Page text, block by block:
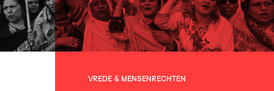
VREDE & MENSENRECHTEN